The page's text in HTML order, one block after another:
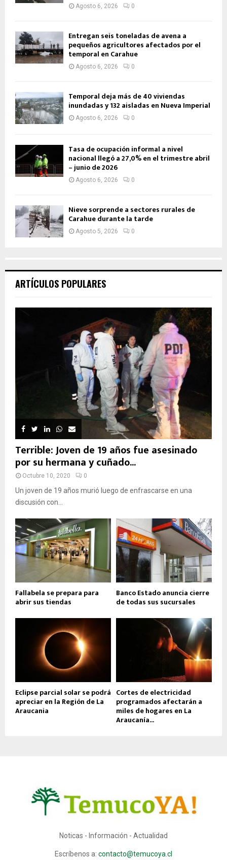
Agosto 6, 2026 0
Entregan seis toneladas de avena a
pequeños agricultores afectados por el
temporal en Carahue
Agosto 6, 2026 0
Temporal deja más de 40 viviendas
inundadas y 132 aisladas en Nueva Imperial
Agosto 6, 2026 0
Tasa de ocupación informal a nivel
nacional llegó a 27,0% en el trimestre abril
– junio de 2026
Agosto 6, 2026 0
Nieve sorprende a sectores rurales de
Carahue durante la tarde
Agosto 5, 2026 0
ARTÍCULOS POPULARES
Terrible: Joven de 19 años fue asesinado
por su hermana y cuñado...
Octubre 10, 2020 0
Un joven de 19 años murió luego de enfrascarse en una
discusión con...
Fallabela se prepara para
abrir sus tiendas
Banco Estado anuncia cierre
de todas sus sucursales
Eclipse parcial solar se podrá
apreciar en la Región de La
Araucania
Cortes de electricidad
programados afectarán a
miles de hogares en La
Araucanía...
Noticas - Información - Actualidad
Escríbenos a: contacto@temucoya.cl